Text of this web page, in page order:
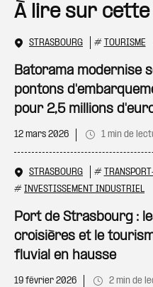
À lire sur
STRASBOURG # TOURISME
Batorama modernise
pontons
pour 2,5 millions
12 mars 2026 1 min de
STRASBOURG #
# INVESTISSEMENT INDUSTRIEL
Port de Strasbourg :
croisières et le
fluvial en hausse
19 février 2026 2 min de